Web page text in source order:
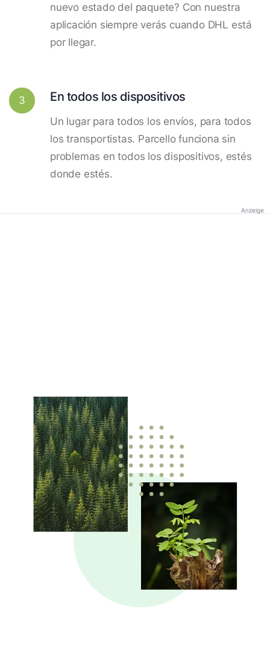
nuevo estado del paquete? Con nuestra
aplicación siempre verás cuando DHL está
por llegar.
3 En todos los dispositivos
Un lugar para todos los envíos, para todos
los transportistas. Parcello funciona sin
problemas en todos los dispositivos, estés
donde estés.
Anzeige